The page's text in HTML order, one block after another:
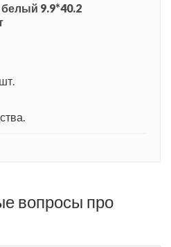
белый 9.9*40.2
вопросы про